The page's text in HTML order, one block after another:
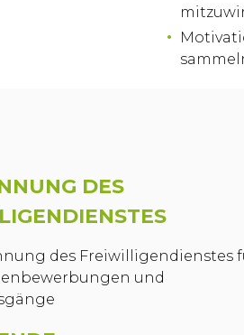
DES
des Freiwilligendienstes
und